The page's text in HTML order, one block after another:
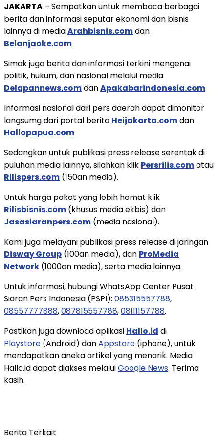
JAKARTA – Sempatkan untuk membaca berbagai
berita dan informasi seputar ekonomi dan bisnis
lainnya di mediaArahbisnis.comdan
Belanjaoke.com
Simak juga berita dan informasi terkini mengenai
politik, hukum, dan nasional melalui media
Delapannews.comdanApakabarindonesia.com
Informasi nasional dari pers daerah dapat dimonitor
langsumg dari portal berita Heijakarta.comdan
Hallopapua.com
Sedangkan untuk publikasi press release serentak di
puluhan media lainnya, silahkan klik Persrilis.comatau
Rilispers.com (150an media).
Untuk harga paket yang lebih hemat klik
Rilisbisnis.com (khusus media ekbis) dan
Jasasiaranpers.com (media nasional).
Kami juga melayani publikasi press release di jaringan
Disway Group (100an media), dan ProMedia
Network (1000an media), serta media lainnya.
Untuk informasi, hubungi WhatsApp Center Pusat
Siaran Pers Indonesia (PSPI): 085315557788,
08557777888,087815557788,08111157788.
Pastikan juga download aplikasi Hallo.id di
Playstore (Android) danAppstore (iphone), untuk
mendapatkan aneka artikel yang menarik. Media
Hallo.id dapat diakses melaluiGoogle News. Terima
kasih.
Berita Terkait